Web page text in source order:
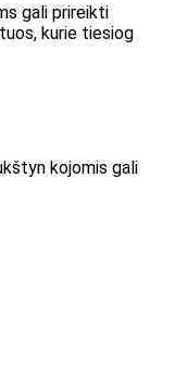
gali prireikti
kurie tiesiog
kojomis gali